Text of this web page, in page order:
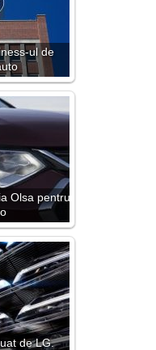
ul de
Olsa pentru
de LG.